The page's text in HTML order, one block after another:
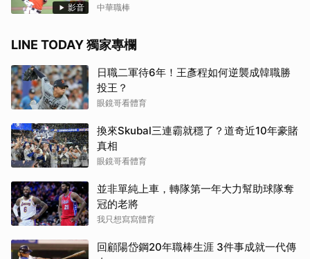
影音
全）
中華職棒
LINE TODAY 獨家專欄
日職二軍待6年！王彥程如何逆襲成韓職勝
投王？
眼鏡哥看體育
換來Skubal三連霸就穩了？道奇近10年豪賭
真相
眼鏡哥看體育
並非單純上車，轉隊第一年大力幫助球隊奪
冠的老將
我只想寫寫體育
回顧陽岱鋼20年職棒生涯 3件事成就一代傳